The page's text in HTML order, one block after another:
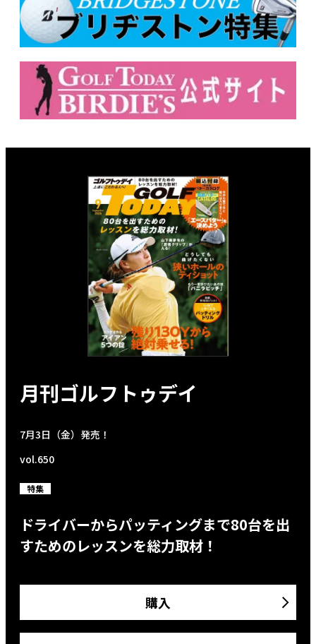
月刊ゴルフトゥデイ
7月3日（金）発売！
vol.650
特集
ドライバーからパッティングまで80台を出
すためのレッスンを総力取材！
購入